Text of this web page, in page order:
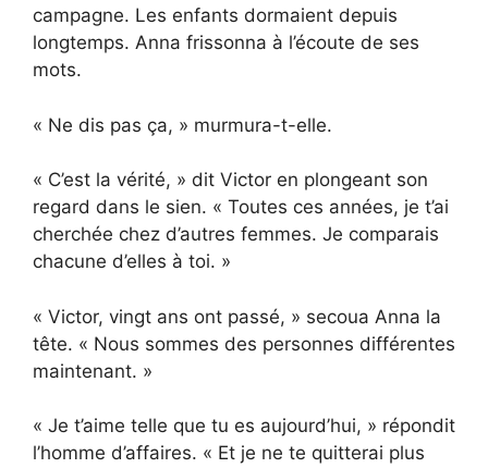
campagne. Les enfants dormaient depuis
longtemps. Anna frissonna à l’écoute de ses
mots.
« Ne dis pas ça, » murmura-t-elle.
« C’est la vérité, » dit Victor en plongeant son
regard dans le sien. « Toutes ces années, je t’ai
cherchée chez d’autres femmes. Je comparais
chacune d’elles à toi. »
« Victor, vingt ans ont passé, » secoua Anna la
tête. « Nous sommes des personnes différentes
maintenant. »
« Je t’aime telle que tu es aujourd’hui, » répondit
l’homme d’affaires. « Et je ne te quitterai plus